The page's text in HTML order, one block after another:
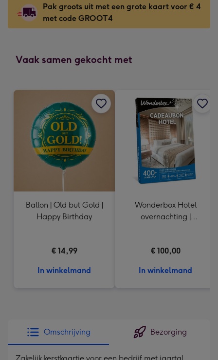
x
130
mm
-
Dimensions:
167
mm
€6,49
-
onuitwisbare
Dimensions:
240
mm
Pak groots uit met een grote kaart voor € 4
met code GROOT4
Vaak samen gekocht met
Ballon | Old but Gold |
Happy Birthday
€ 14,99
In winkelmand
Wonderbox Hotel
overnachting |
€ 100,00
In winkelmand
Omschrijving Bezorging